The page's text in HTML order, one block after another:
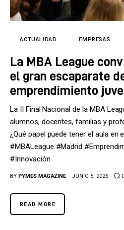
Tecnología
Cultura
LifeStyle
Directorio
ACTUALIDAD EMPRESAS
La MBA League
el gran escaparate
emprendimiento
La II Final Nacional de la MBA
alumnos, docentes, familias y
¿Qué papel puede tener el aula en
#MBALeague #Madrid
#Innovación
BY PYMES MAGAZINE JUNIO 5, 2026 0
READ MORE